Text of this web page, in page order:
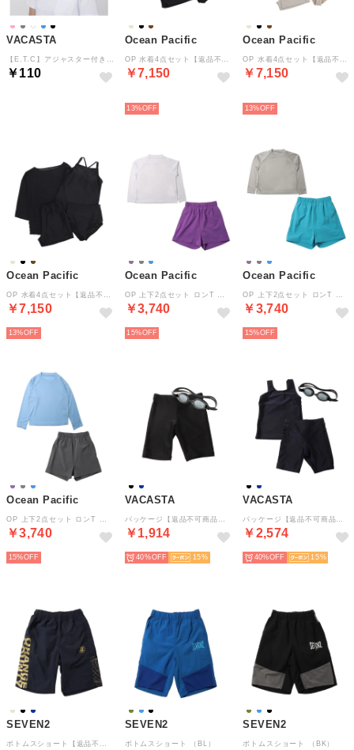
VACASTA
￥110
Ocean Pacific
￥7,150
13%
Ocean Pacific
￥7,150
13%
Ocean Pacific
￥7,150
13%
Ocean Pacific
￥3,740
15%
Ocean Pacific
￥3,740
15%
Ocean Pacific
￥3,740
15%
VACASTA
￥1,914
40% 15
VACASTA
￥2,574
40% 15
SEVEN2 SEVEN2
ボトムスショート （BL）
SEVEN2
ボトムスショート （BK）